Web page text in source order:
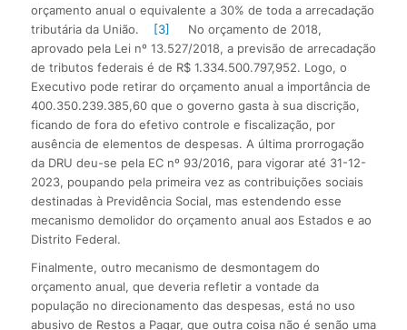
orçamento anual o equivalente a 30% de toda a arrecadação
tributária da União.
[3]
No orçamento de 2018,
aprovado pela Lei nº 13.527/2018, a previsão de arrecadação
de tributos federais é de R$ 1.334.500.797,952. Logo, o
Executivo pode retirar do orçamento anual a importância de
400.350.239.385,60 que o governo gasta à sua discrição,
ficando de fora do efetivo controle e fiscalização, por
ausência de elementos de despesas. A última prorrogação
da DRU deu-se pela EC nº 93/2016, para vigorar até 31-12-
2023, poupando pela primeira vez as contribuições sociais
destinadas à Previdência Social, mas estendendo esse
mecanismo demolidor do orçamento anual aos Estados e ao
Distrito Federal.
Finalmente, outro mecanismo de desmontagem do
orçamento anual, que deveria refletir a vontade da
população no direcionamento das despesas, está no uso
abusivo de Restos a Pagar, que outra coisa não é senão uma